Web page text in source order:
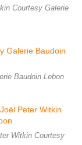
Courtesy Galerie
Baudoin Lebon
Witkin Courtesy